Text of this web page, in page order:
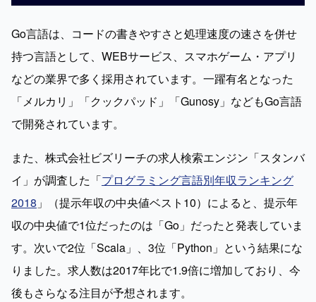
Go言語は、コードの書きやすさと処理速度の速さを併せ
持つ言語として、WEBサービス、スマホゲーム・アプリ
などの業界で多く採用されています。一躍有名となった
「メルカリ」「クックパッド」「Gunosy」などもGo言語
で開発されています。
また、株式会社ビズリーチの求人検索エンジン「スタンバ
イ」が調査した「プログラミング言語別年収ランキング
2018 」（提示年収の中央値ベスト10）によると、提示年
収の中央値で1位だったのは「Go」だったと発表していま
す。次いで2位「Scala」、3位「Python」という結果にな
りました。求人数は2017年比で1.9倍に増加しており、今
後もさらなる注目が予想されます。